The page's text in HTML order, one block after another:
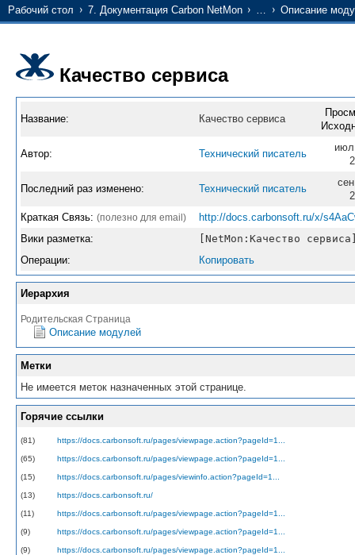
Рабочий стол 7. Документация Carbon NetMon … Описание
Качество сервиса
Название: Качество сервиса
Автор: Технический писатель
Последний раз изменено: Технический писатель
Краткая Связь: (полезно для email)
http://docs.carbonsoft.ru/x/
Вики разметка:
[NetMon:Качество
Операции:
Копировать
Иерархия
Родительская Страница
Описание модулей
Метки
Не имеется меток назначенных этой странице.
Горячие ссылки
(81) https://docs.carbonsoft.ru/pages/viewpage.action?pageId=1...
(65) https://docs.carbonsoft.ru/pages/viewpage.action?pageId=1...
(15) https://docs.carbonsoft.ru/pages/viewinfo.action?pageId=1...
(13) https://docs.carbonsoft.ru/
(11) https://docs.carbonsoft.ru/pages/viewpage.action?pageId=1...
(9) https://docs.carbonsoft.ru/pages/viewpage.action?pageId=1...
(9) https://docs.carbonsoft.ru/pages/viewpage.action?pageId=1...